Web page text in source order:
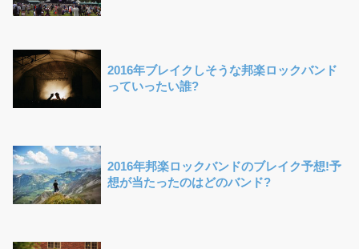
2016年ブレイクしそうな邦楽ロックバンド
っていったい誰?
2016年邦楽ロックバンドのブレイク予想!予
想が当たったのはどのバンド?